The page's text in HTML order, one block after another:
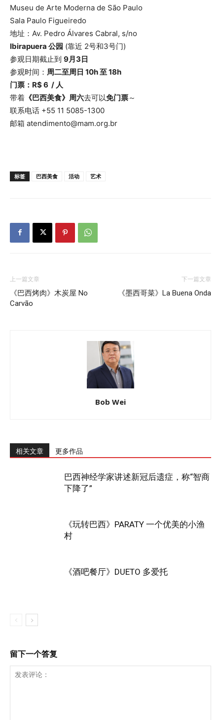
Museu de Arte Moderna de São Paulo
Sala Paulo Figueiredo
地址：Av. Pedro Álvares Cabral, s/no
Ibirapuera 公园 (靠近 2号和3号门)
参观日期截止到 9月3日
参观时间： 周二至周日 10h 至 18h
门票：R$ 6 / 人
带着 《巴西美食》周六去可以免门票～
联系电话 +55 11 5085-1300
邮箱 atendimento@mam.org.br
标签 巴西美食 活动 艺术
上一篇文章
《巴西烤肉》木炭屋 No
Carvão
下一篇文章
《墨西哥菜》La Buena Onda
Bob Wei
相关文章 更多作品
巴西神经学家讲述新冠后遗症，称“智商
下降了”
《玩转巴西》PARATY 一个优美的小渔
村
《酒吧餐厅》DUETO 多爱托
留下一个答复